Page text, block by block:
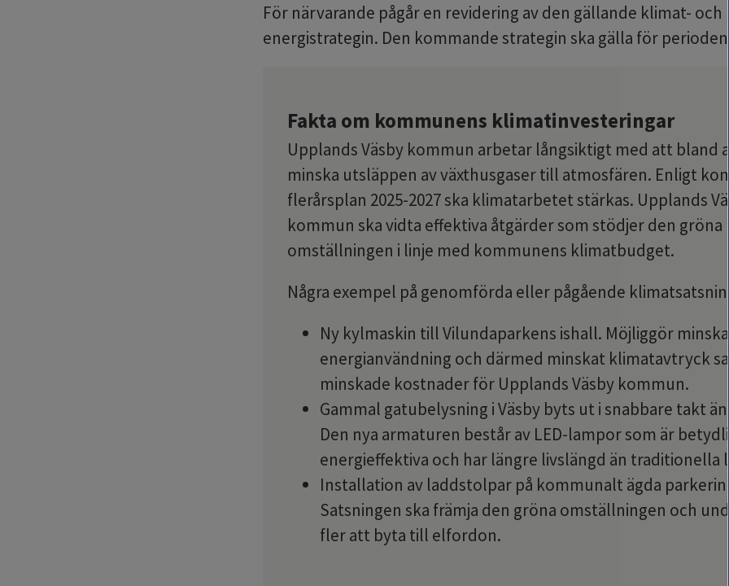
För närvarande pågår en revidering av den gällande klimat- och
energistrategin. Den kommande strategin ska gälla för perioden
Fakta om kommunens klimatinvesteringar
Upplands Väsby kommun arbetar långsiktigt med att bland
minska utsläppen av växthusgaser till atmosfären. Enligt
flerårsplan 2025-2027 ska klimatarbetet stärkas. Upplands
kommun ska vidta effektiva åtgärder som stödjer den gröna
omställningen i linje med kommunens klimatbudget.
Några exempel på genomförda eller pågående
Ny kylmaskin till Vilundaparkens ishall. Möjliggör minskad
energianvändning och därmed minskat klimatavtryck
minskade kostnader för Upplands Väsby kommun.
Gammal gatubelysning i Väsby byts ut i snabbare takt än
Den nya armaturen består av LED-lampor som är
energieffektiva och har längre livslängd än traditionella
Installation av laddstolpar på kommunalt ägda
Satsningen ska främja den gröna omställningen och
fler att byta till elfordon.